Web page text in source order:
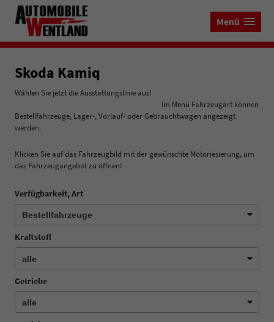
Menü
Skoda Kamiq
Wählen Sie jetzt die Ausstattungslinie aus!
Im Menü Fahrzeugart können
Bestellfahrzeuge, Lager-, Vorlauf- oder Gebrauchtwagen angezeigt
werden.
Klicken Sie auf das Fahrzeugbild mit der gewünschte Motoriesierung, um
das Fahrzeugangebot zu öffnen!
Verfügbarkeit, Art
Kraftstoff
Getriebe